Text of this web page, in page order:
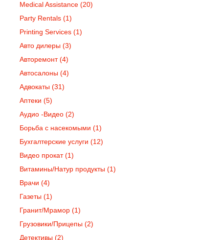
Medical Assistance (20)
Party Rentals (1)
Printing Services (1)
Авто дилеры (3)
Авторемонт(4)
Автосалоны (4)
Адвокаты (31)
Аптеки (5)
Аудио -Видео (2)
Борьба с насекомыми (1)
Бухгалтерские услуги (12)
Видео прокат(1)
Витамины/Натур продукты (1)
Врачи (4)
Газеты (1)
Гранит/Мрамор (1)
Грузовики/Прицепы (2)
Детективы (2)